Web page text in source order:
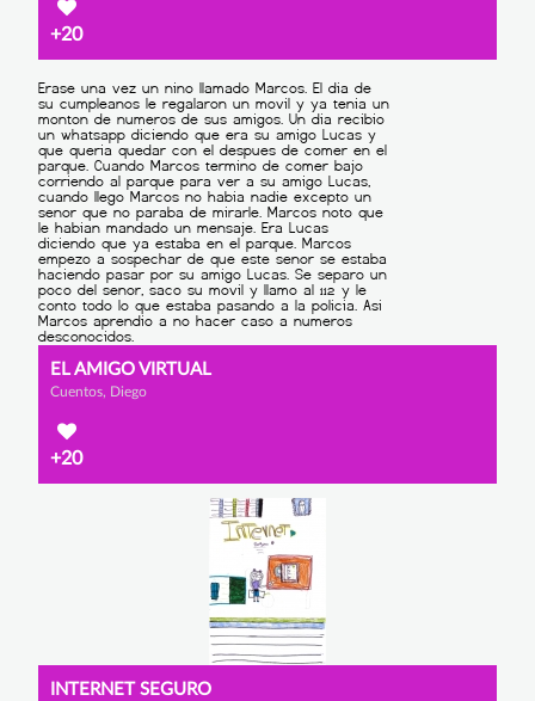
+20
EL AMIGO VIRTUAL
Cuentos, Diego
+20
INTERNET SEGURO